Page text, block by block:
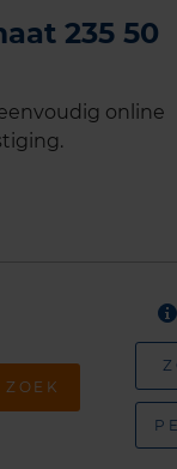
235 50
online
ZOEK